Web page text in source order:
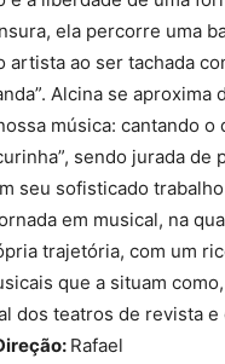
ela percorre uma
artista ao ser tachada
Alcina se aproxima
música: cantando o
sendo jurada de
seu sofisticado
em musical, na
trajetória, com um
que a situam
dos teatros de revista e
Rafael